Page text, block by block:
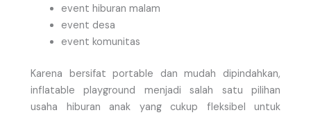
event hiburan malam
event desa
event komunitas
Karena bersifat portable dan mudah dipindahkan,
inflatable playground menjadi salah satu pilihan
usaha hiburan anak yang cukup fleksibel untuk